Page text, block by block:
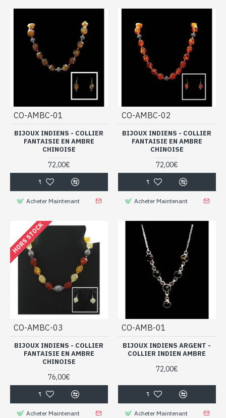
CO-AMBC-01
BIJOUX INDIENS - COLLIER
FANTAISIE EN AMBRE
CHINOISE
72,00€
Acheter Maintenant
CO-AMBC-02
BIJOUX INDIENS - COLLIER
FANTAISIE EN AMBRE
CHINOISE
72,00€
Acheter Maintenant
HORS STOCK
CO-AMBC-03
BIJOUX INDIENS - COLLIER
FANTAISIE EN AMBRE
CHINOISE
76,00€
Acheter Maintenant
CO-AMB-01
BIJOUX INDIENS ARGENT -
COLLIER INDIEN AMBRE
72,00€
Acheter Maintenant